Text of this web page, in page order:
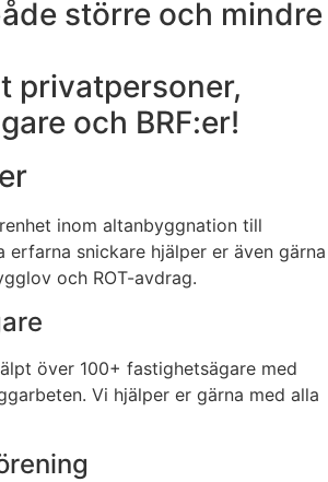
större och mindre
privatpersoner,
och BRF:er!
inom altanbyggnation till
erfarna snickare hjälper er även gärna
och ROT-avdrag.
över 100+ fastighetsägare med
Vi hjälper er gärna med alla